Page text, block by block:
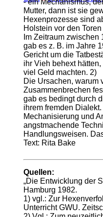
Mutter, dann ist sie
Hexenprozesse sind
Holstein vor den
Im Zeitraum
gab es z. B. im Jahre
Gericht um die
ihr Vieh behext
viel Geld machten. 2)
Die Ursachen, warum
Zusammenbrechen
gab es bedingt durch
ihrem fremden
Mechanisierung und
angstmachende
Handlungsweisen.
Text: Rita Bake
Quellen:
„Die Entwicklung der
Hamburg 1982.
1) vgl.: Zur
Unterricht GWU.